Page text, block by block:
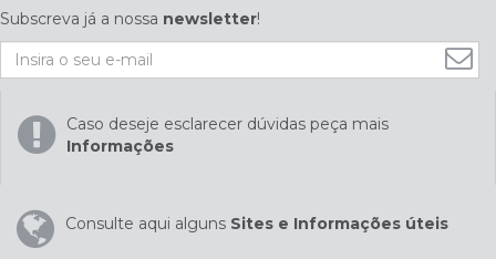
Subscreva já a nossa newsletter!
Caso deseje esclarecer dúvidas peça mais
Informações
Consulte aqui alguns Sites e Informações úteis